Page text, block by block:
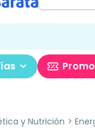
y Nutrición